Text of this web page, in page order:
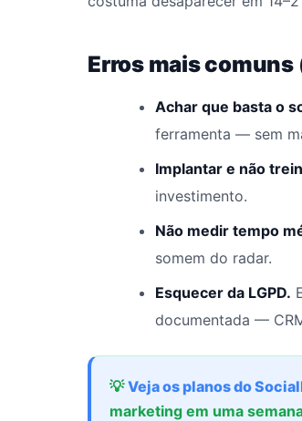
Erros mais
Achar que basta o
ferramenta — sem
Implantar e não
investimento.
Não medir tempo
somem do radar.
Esquecer da LGPD.
documentada —
💡Veja os planos do
marketing em uma